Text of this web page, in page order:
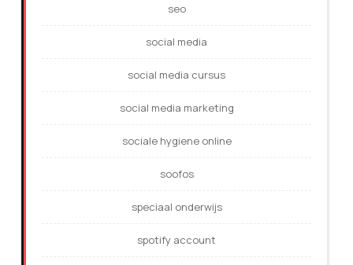
seo
social media
social media cursus
social media marketing
sociale hygiene online
soofos
speciaal onderwijs
spotify account